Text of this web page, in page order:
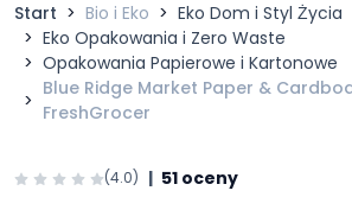
Start
Bio i Eko
Eko Dom i Styl Życia
Eko Opakowania i Zero Waste
Opakowania Papierowe i Kartonowe
Blue Ridge Market Paper &
FreshGrocer
(4.0) | 51 oceny